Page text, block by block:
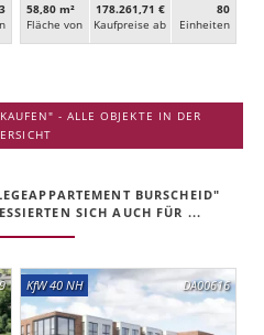
58,80 m²
Fläche von
178.261,71 €
Kaufpreise ab
80
Ein­heiten
- ALLE OBJEKTE IN DER
BURSCHEID"
SICH AUCH FÜR ...
DA00616
KfW 40 NH